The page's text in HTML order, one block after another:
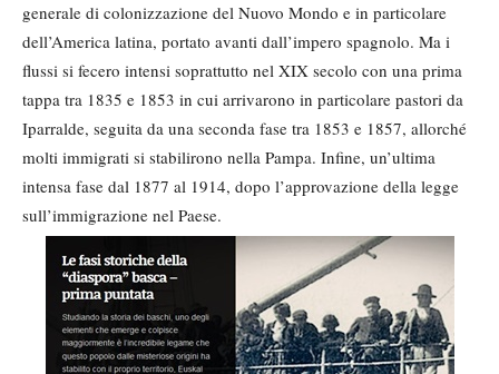
generale di colonizzazione del Nuovo Mondo e in particolare
dell’America latina, portato avanti dall’impero spagnolo. Ma i
flussi si fecero intensi soprattutto nel XIX secolo con una prima
tappa tra 1835 e 1853 in cui arrivarono in particolare pastori da
Iparralde, seguita da una seconda fase tra 1853 e 1857, allorché
molti immigrati si stabilirono nella Pampa. Infine, un’ultima
intensa fase dal 1877 al 1914, dopo l’approvazione della legge
sull’immigrazione nel Paese.